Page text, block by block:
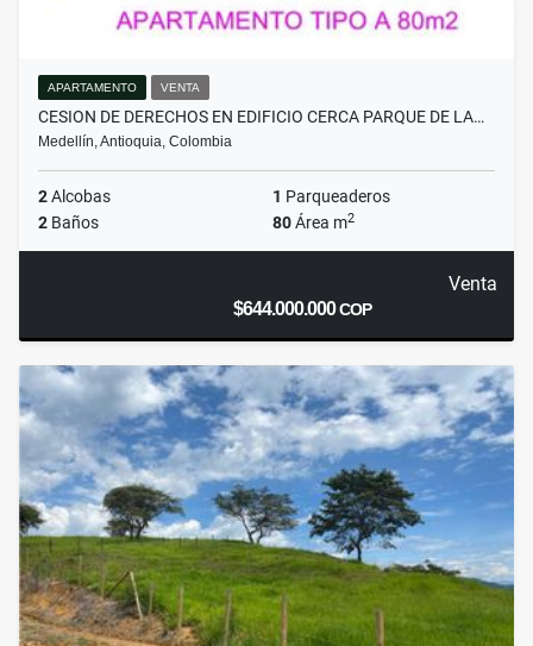
APARTAMENTO VENTA
CESION DE DERECHOS EN EDIFICIO CERCA PARQUE DE LA…
Medellín, Antioquia, Colombia
2Alcobas 1 Parqueaderos
2 Baños 80Área m2
Venta
$644.000.000COP